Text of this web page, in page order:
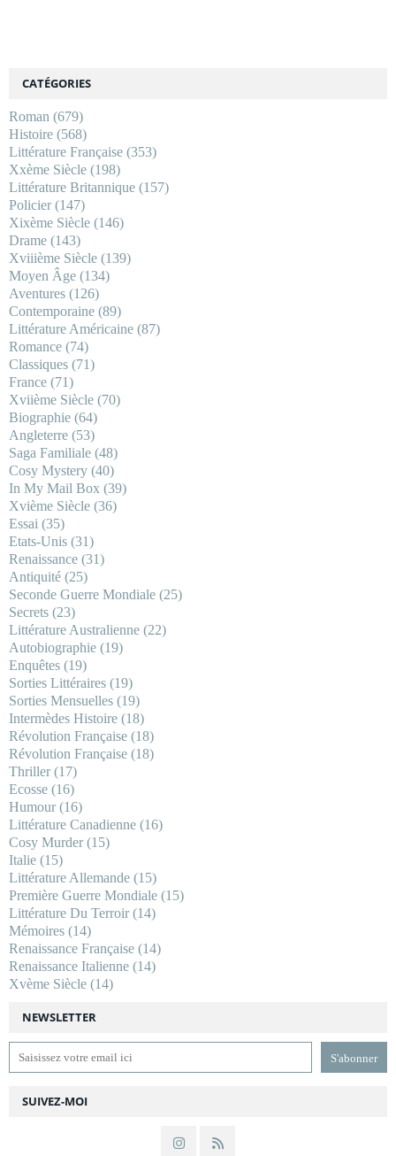
NEWSLETTER
SUIVEZ-MOI
CATÉGORIES
Roman (679)
Histoire (568)
Littérature Française (353)
Xxème Siècle (198)
Littérature Britannique (157)
Policier(147)
Xixème Siècle (146)
Drame (143)
Xviiième Siècle (139)
Moyen Âge (134)
Aventures (126)
Contemporaine (89)
Littérature Américaine (87)
Romance (74)
Classiques (71)
France (71)
Xviième Siècle (70)
Biographie (64)
Angleterre (53)
Saga Familiale (48)
Cosy Mystery (40)
In My Mail Box (39)
Xvième Siècle (36)
Essai (35)
Etats-Unis (31)
Renaissance (31)
Antiquité (25)
Seconde Guerre Mondiale (25)
Secrets (23)
Littérature Australienne (22)
Autobiographie (19)
Enquêtes (19)
Sorties Littéraires (19)
Sorties Mensuelles (19)
Intermèdes Histoire (18)
Révolution Française (18)
Révolution Française (18)
Thriller(17)
Ecosse (16)
Humour(16)
Littérature Canadienne (16)
Cosy Murder(15)
Italie (15)
Littérature Allemande (15)
Première Guerre Mondiale (15)
Littérature Du Terroir(14)
Mémoires (14)
Renaissance Française (14)
Renaissance Italienne (14)
Xvème Siècle (14)